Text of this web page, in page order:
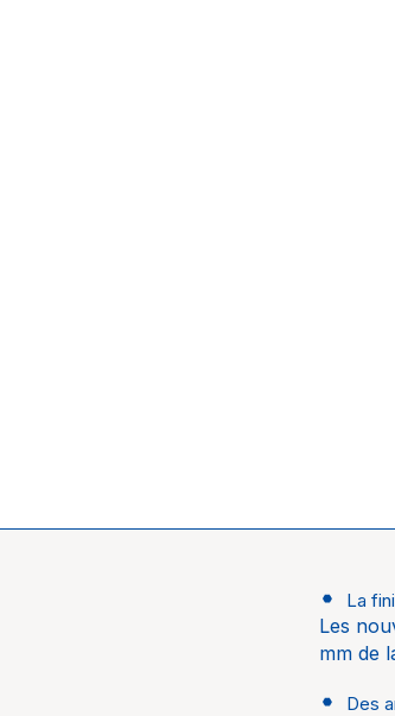
La
Les
mm de
Des